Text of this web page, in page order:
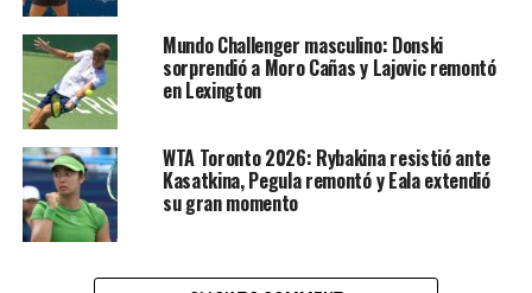
presentaron esta noche y realmente me animaron por
la forma en que lo hicieron”, dijo Djokovic.
“Gran comunidad serbia también. Es muy agradable ver
banderas serbias por ahí. Sentí que también había una
multitud internacional apoyándome, lo cual fue muy
agradable. Superaron mis mejores expectativas, por así
decirlo, en cuanto al ambiente”, amplió el número uno
del mundo que para seguir posicionado, deberá llegar
mínimo a semifinales y que Medvedev no atraviese
Mundo Challenger masculino: Donski
sorprendió a Moro Cañas y Lajovic remontó
en Lexington
WTA Toronto 2026: Rybakina resistió ante
Kasatkina, Pegula remontó y Eala extendió
su gran momento